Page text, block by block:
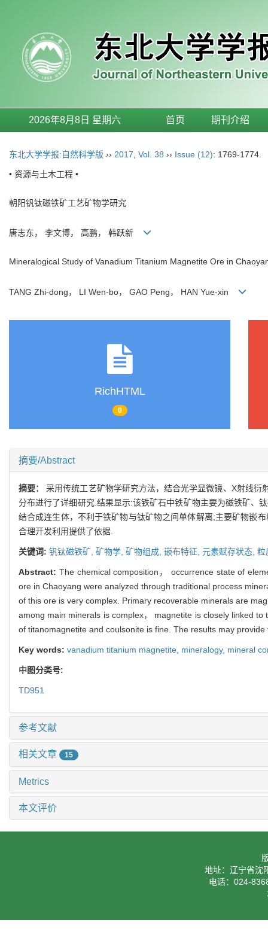
2026年8月8日 星期六 首页 期刊介绍
东北大学学报:自然科学版 ›› 2017 Vol. 38 ›› Issue (12): 1769-1774.
• 资源与土木工程 •
朝阳钒钛磁铁矿工艺矿物学研究
唐志东， 李文博， 高鹏， 韩跃新
Mineralogical Study of Vanadium Titanium Magnetite Ore in
TANG Zhi-dong， LI Wen-bo， GAO Peng， HAN Yue-xin
RichHTML
0
摘要/Abstract
摘要：采用传统工艺矿物学研究方法，结合光学显微镜、X射线
分布进行了详细研究.结果显示:该铁矿石中铁矿物主要为磁铁矿、
结合成连生体，不利于铁矿物与钛矿物之间单体解离;主要矿物嵌
合理开发利用提供了依据.
关键词: 钒钛磁铁矿, 矿物学, 矿物组成, 嵌布特征, 元素赋存状态, 粒
Abstract: The chemical composition， occurrence state of
ore in Chaoyang were analyzed through traditional process
of this ore is very complex. Primary recoverable minerals are
among main minerals is complex， magnetite is closely linked
of titanomagnetite and coulsonite is fine. The results may
Key words: vanadium titanium magnetite, mineralogy, mineral
中图分类号:
TD951
参考文献
相关文章 15
Metrics
本文评价
地址：辽宁省沈
电话：024-